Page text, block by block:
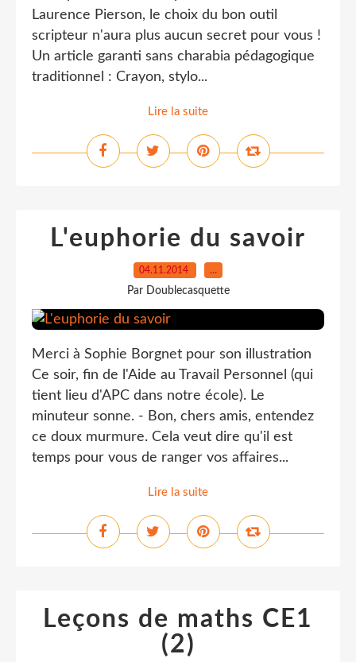
Laurence Pierson, le choix du bon outil
scripteur n'aura plus aucun secret pour vous !
Un article garanti sans charabia pédagogique
traditionnel : Crayon, stylo...
Lire la suite
L'euphorie du savoir
04.11.2014 …
Par Doublecasquette
Merci à Sophie Borgnet pour son illustration
Ce soir, fin de l'Aide au Travail Personnel (qui
tient lieu d'APC dans notre école). Le
minuteur sonne. - Bon, chers amis, entendez
ce doux murmure. Cela veut dire qu'il est
temps pour vous de ranger vos affaires...
Lire la suite
Leçons de maths CE1
(2)